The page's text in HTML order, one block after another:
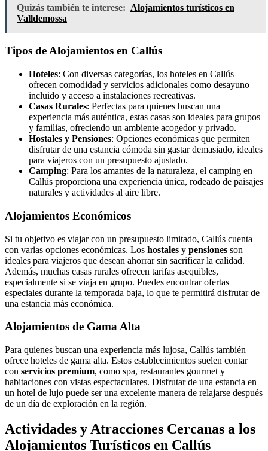
Quizás también te interese: Alojamientos turísticos en
Valldemossa
Tipos de Alojamientos en Callús
Hoteles: Con diversas categorías, los hoteles en Callús
ofrecen comodidad y servicios adicionales como desayuno
incluido y acceso a instalaciones recreativas.
Casas Rurales: Perfectas para quienes buscan una
experiencia más auténtica, estas casas son ideales para grupos
y familias, ofreciendo un ambiente acogedor y privado.
Hostales y Pensiones: Opciones económicas que permiten
disfrutar de una estancia cómoda sin gastar demasiado, ideales
para viajeros con un presupuesto ajustado.
Camping: Para los amantes de la naturaleza, el camping en
Callús proporciona una experiencia única, rodeado de paisajes
naturales y actividades al aire libre.
Alojamientos Económicos
Si tu objetivo es viajar con un presupuesto limitado, Callús cuenta
con varias opciones económicas. Los hostales y pensiones son
ideales para viajeros que desean ahorrar sin sacrificar la calidad.
Además, muchas casas rurales ofrecen tarifas asequibles,
especialmente si se viaja en grupo. Puedes encontrar ofertas
especiales durante la temporada baja, lo que te permitirá disfrutar de
una estancia más económica.
Alojamientos de Gama Alta
Para quienes buscan una experiencia más lujosa, Callús también
ofrece hoteles de gama alta. Estos establecimientos suelen contar
con servicios premium, como spa, restaurantes gourmet y
habitaciones con vistas espectaculares. Disfrutar de una estancia en
un hotel de lujo puede ser una excelente manera de relajarse después
de un día de exploración en la región.
Actividades y Atracciones Cercanas a los
Alojamientos Turísticos en Callús